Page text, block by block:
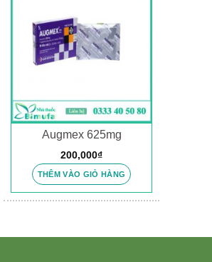
Augmex 625mg
200,000₫
THÊM VÀO GIỎ HÀNG